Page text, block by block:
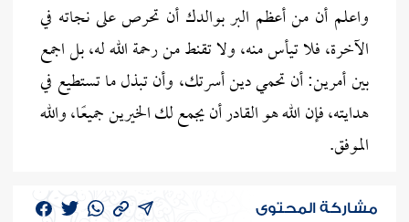
واعلم أن من أعظم البر بوالدك أن تحرص على نجاته في
الآخرة، فلا تيأس منه، ولا تقنط من رحمة الله له، بل اجمع
بين أمرين: أن تحمي دين أسرتك، وأن تبذل ما تستطيع في
هدايته، فإن الله هو القادر أن يجمع لك الخيرين جميعًا، والله
الموفق.
مشاركة المحتوى